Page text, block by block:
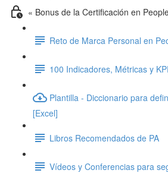
« Bonus de la Certificación en
Reto de Marca Personal en
100 Indicadores, Métricas y
Plantilla - Diccionario para
[Excel]
Libros Recomendados de PA
Vídeos y Conferencias para